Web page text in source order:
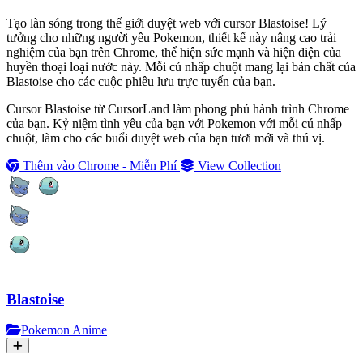
Tạo làn sóng trong thế giới duyệt web với cursor Blastoise! Lý
tưởng cho những người yêu Pokemon, thiết kế này nâng cao trải
nghiệm của bạn trên Chrome, thể hiện sức mạnh và hiện diện của
huyền thoại loại nước này. Mỗi cú nhấp chuột mang lại bản chất của
Blastoise cho các cuộc phiêu lưu trực tuyến của bạn.
Cursor Blastoise từ CursorLand làm phong phú hành trình Chrome
của bạn. Kỷ niệm tình yêu của bạn với Pokemon với mỗi cú nhấp
chuột, làm cho các buổi duyệt web của bạn tươi mới và thú vị.
Thêm vào Chrome - Miễn Phí
View Collection
Blastoise
Pokemon Anime